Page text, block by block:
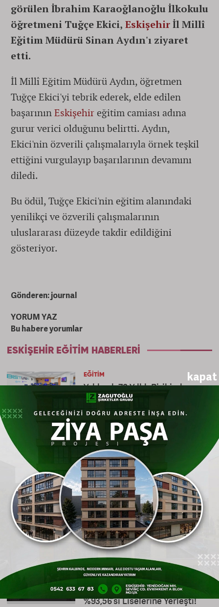
kapat
görülen İbrahim Karaoğlanoğlu İlkokulu
öğretmeni Tuğçe Ekici, Eskişehirİl Millî
Eğitim Müdürü Sinan Aydın'ı ziyaret
etti.
İl Millî Eğitim Müdürü Aydın, öğretmen
Tuğçe Ekici'yi tebrik ederek, elde edilen
başarınınEskişehir eğitim camiası adına
gurur verici olduğunu belirtti. Aydın,
Ekici'nin özverili çalışmalarıyla örnek teşkil
ettiğini vurgulayıp başarılarının devamını
diledi.
Bu ödül, Tuğçe Ekici'nin eğitim alanındaki
yenilikçi ve özverili çalışmalarının
uluslararası düzeyde takdir edildiğini
gösteriyor.
Gönderen: journal
YORUM YAZ
Bu habere yorumlar
ESKIŞEHIR EĞITIM HABERLERI
EĞITIM
Yaklaşık 70 Yıllık Birikimle
Geleceğin Liderleri Yetişiyor:
Anadolu Üniversitesi İİBF
EĞITIM
İnsansız Üretim Çağında “Dijital
Fabrika Operatörleri” Sahaya
İniyor
EĞITIM
Liselere Yerleştirmede
Rakamlar Açıklandı: Sınavlı
Okullarda %95,76 Doluluk
EĞITIM
2026 LGS Yerleştirme Sonuçları
Açıklandı: Öğrencilerin
%93,56’sı Liselerine Yerleşti!